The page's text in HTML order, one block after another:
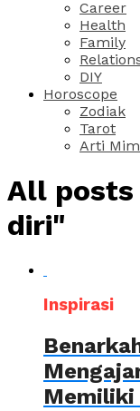
Career
Health
Family
DIY
Horoscope
Zodiak
Tarot
Arti
All
diri"
Inspirasi
Memiliki